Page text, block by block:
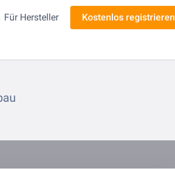
Für Hersteller Kostenlos registrieren